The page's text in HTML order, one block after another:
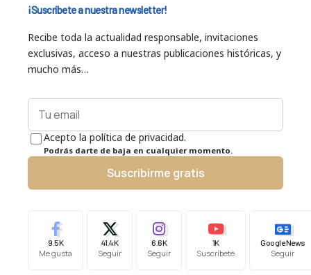
¡Suscríbete a nuestra newsletter!
Recibe toda la actualidad responsable, invitaciones
exclusivas, acceso a nuestras publicaciones históricas, y
mucho más…
Acepto la política de privacidad.
Podrás darte de baja en cualquier momento.
Suscribirme gratis
9.5K
Me gusta
41.4K
Seguir
6.6K
Seguir
1K
Suscríbete
Google News
Seguir